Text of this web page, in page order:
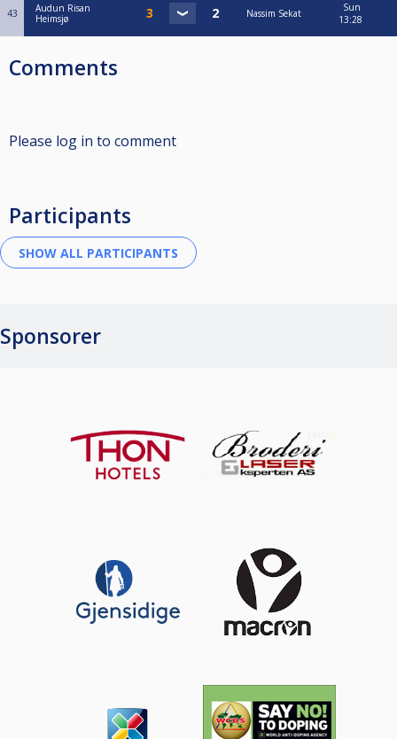
43
Audun Risan
Heimsjø
Nassim Sekat
Sun
13:28
Comments
Please log in to comment
Participants
Sponsorer